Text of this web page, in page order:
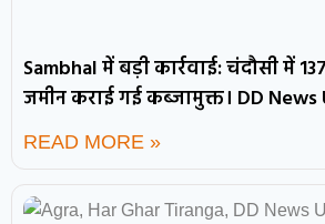
Sambhal में बड़ी कार्रवाई: चंदौसी में
जमीन कराई गई कब्जामुक्त। DD News
READ MORE »